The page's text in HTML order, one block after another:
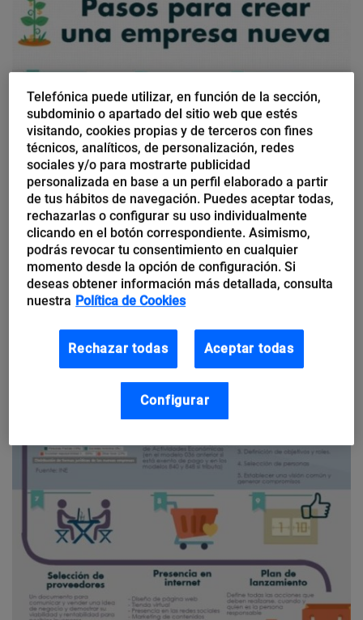
Telefónica puede utilizar, en función de la sección,
subdominio o apartado del sitio web que estés
visitando, cookies propias y de terceros con fines
técnicos, analíticos, de personalización, redes
sociales y/o para mostrarte publicidad
personalizada en base a un perfil elaborado a partir
de tus hábitos de navegación. Puedes aceptar todas,
rechazarlas o configurar su uso individualmente
clicando en el botón correspondiente. Asimismo,
podrás revocar tu consentimiento en cualquier
momento desde la opción de configuración. Si
deseas obtener información más detallada, consulta
nuestra Política de Cookies
Rechazar todas Aceptar todas
Configurar